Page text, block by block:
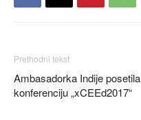
Prethodni tekst
Ambasadorka Indije posetila
konferenciju „xCEEd2017“